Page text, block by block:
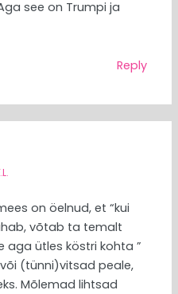
see on Trumpi ja
Reply
on öelnud, et “kui
võtab ta temalt
aga ütles köstri kohta ”
(tünni)vitsad peale,
Mõlemad lihtsad